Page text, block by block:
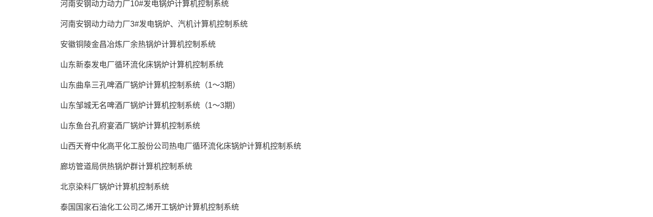
河南安钢动力动力厂10#发电锅炉计算机控制系统
河南安钢动力动力厂3#发电锅炉、汽机计算机控制系统
安徽铜陵金昌冶炼厂余热锅炉计算机控制系统
山东新泰发电厂循环流化床锅炉计算机控制系统
山东曲阜三孔啤酒厂锅炉计算机控制系统（1～3期）
山东邹城无名啤酒厂锅炉计算机控制系统（1～3期）
山东鱼台孔府宴酒厂锅炉计算机控制系统
山西天脊中化高平化工股份公司热电厂循环流化床锅炉计算机控制系统
廊坊管道局供热锅炉群计算机控制系统
北京染料厂锅炉计算机控制系统
泰国国家石油化工公司乙烯开工锅炉计算机控制系统